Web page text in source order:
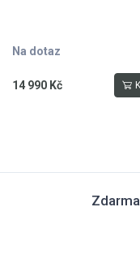
Na dotaz
14 990 Kč